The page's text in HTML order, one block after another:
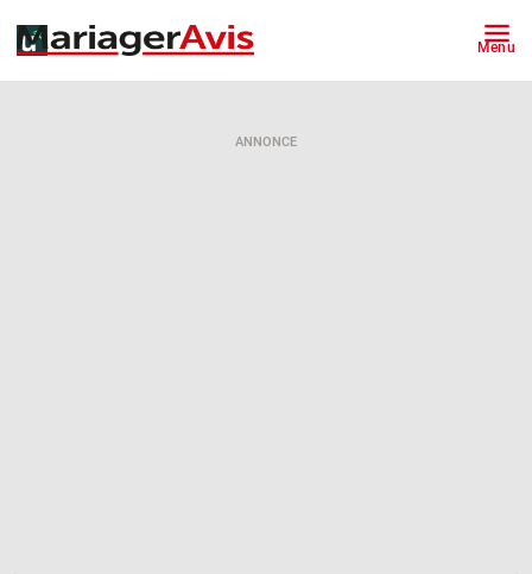
Menu
ANNONCE